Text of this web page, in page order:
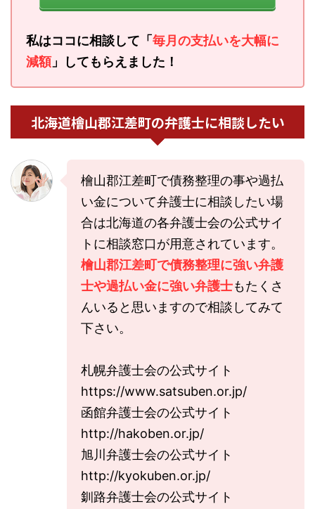
私はココに相談して「 毎月の支払いを大幅に
減額」してもらえました！
北海道檜山郡江差町の弁護士に相談したい
檜山郡江差町で債務整理の事や過払
い金について弁護士に相談したい場
合は北海道の各弁護士会の公式サイ
トに相談窓口が用意されています。
檜山郡江差町で債務整理に強い弁護
士や過払い金に強い弁護士もたくさ
んいると思いますので相談してみて
下さい。
札幌弁護士会の公式サイト
https://www.satsuben.or.jp/
函館弁護士会の公式サイト
http://hakoben.or.jp/
旭川弁護士会の公式サイト
http://kyokuben.or.jp/
釧路弁護士会の公式サイト